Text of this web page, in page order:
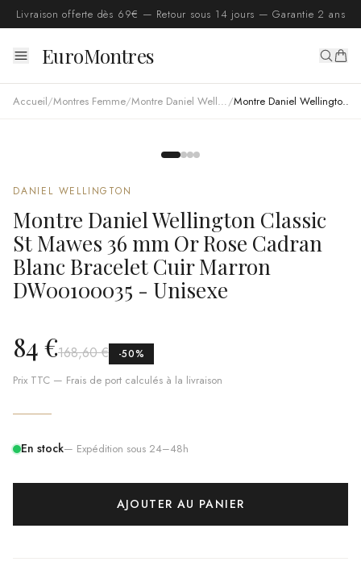
Livraison offerte dès 69€ — Retour sous 14 jours — Garantie 2 ans
EuroMontres
Accueil/Montres Femme/ Montre Daniel Wellington femme/ Montre Daniel Wellington Classic St Mawes 36 mm Or Rose Cadran Blanc Bracelet Cuir Marron DW00100035 - Unisexe
DANIEL WELLINGTON
Montre Daniel Wellington Classic
St Mawes 36 mm Or Rose Cadran
Blanc Bracelet Cuir Marron
DW00100035 - Unisexe
84 €168,60 € -50%
Prix TTC — Frais de port calculés à la livraison
En stock— Expédition sous 24–48h
AJOUTER AU PANIER